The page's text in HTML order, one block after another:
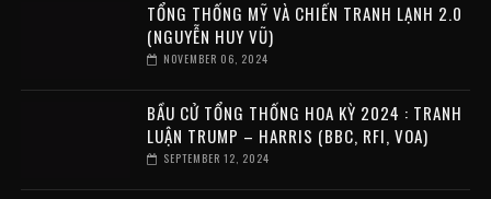
TỔNG THỐNG MỸ VÀ CHIẾN TRANH LẠNH 2.0
(NGUYỄN HUY VŨ)
NOVEMBER 06, 2024
BẦU CỬ TỔNG THỐNG HOA KỲ 2024 : TRANH
LUẬN TRUMP – HARRIS (BBC, RFI, VOA)
SEPTEMBER 12, 2024